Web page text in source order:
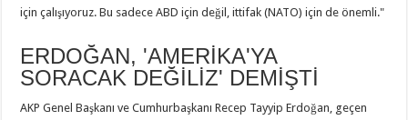
için çalışıyoruz. Bu sadece ABD için değil, ittifak (NATO) için de önemli."
ERDOĞAN, 'AMERİKA'YA
SORACAK DEĞİLİZ' DEMİŞTİ
AKP Genel Başkanı ve Cumhurbaşkanı Recep Tayyip Erdoğan, geçen